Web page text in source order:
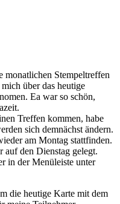
monatlichen Stempeltreffen
über das heutige
Ea war so schön,
Treffen kommen, habe
sich demnächst ändern.
am Montag stattfinden.
den Dienstag gelegt.
in der Menüleiste unter
die heutige Karte mit dem